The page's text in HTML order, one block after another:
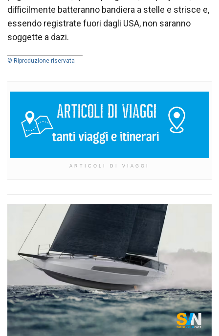
difficilmente batteranno bandiera a stelle e strisce e,
essendo registrate fuori dagli USA, non saranno
soggette a dazi.
© Riproduzione riservata
ARTICOLI DI VIAGGI